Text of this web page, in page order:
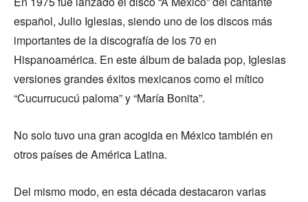
español, Julio Iglesias, siendo uno de los discos más
importantes de la discografía de los 70 en
Hispanoamérica. En este álbum de balada pop, Iglesias
versiones grandes éxitos mexicanos como el mítico
“Cucurrucucú paloma” y “María Bonita”.
No solo tuvo una gran acogida en México también en
otros países de América Latina.
Del mismo modo, en esta década destacaron varias